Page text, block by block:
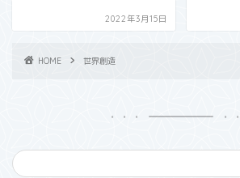
2022年3月15日
HOME 世界創造